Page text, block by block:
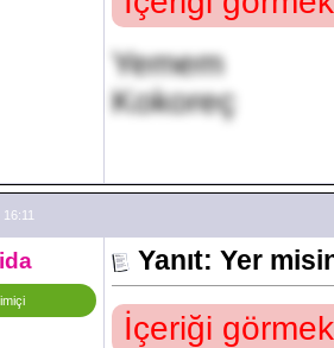
Yemem
Kokoreç
Yanıt: Yer
İçeriği